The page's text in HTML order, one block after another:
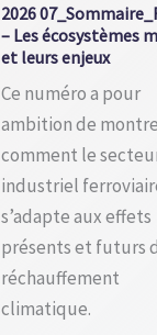
2026
– Les écosystèmes
et leurs enjeux
Ce numéro a pour
ambition de
comment le
industriel
s’adapte aux effets
présents et futurs
réchauffement
climatique.